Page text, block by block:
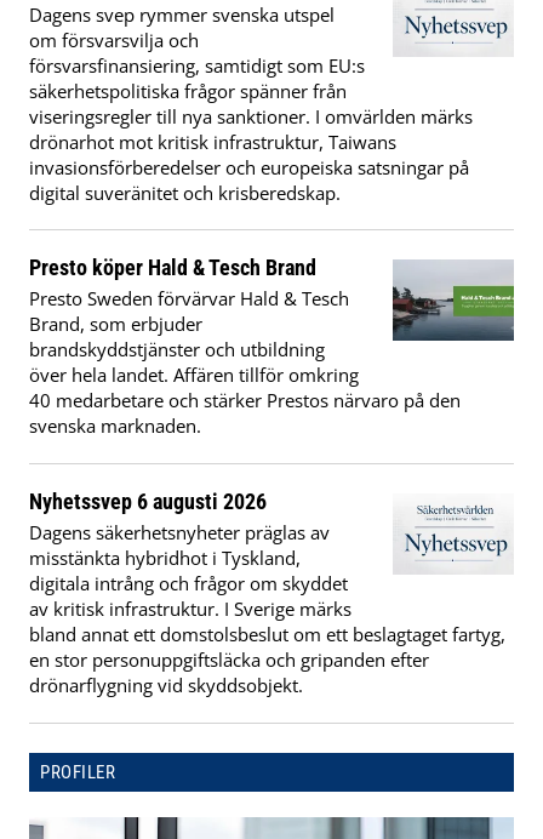
Dagens svep rymmer svenska utspel
om försvarsvilja och
försvarsfinansiering, samtidigt som EU:s
säkerhetspolitiska frågor spänner från
viseringsregler till nya sanktioner. I omvärlden märks
drönarhot mot kritisk infrastruktur, Taiwans
invasionsförberedelser och europeiska satsningar på
digital suveränitet och krisberedskap.
Presto köper Hald & Tesch Brand
Presto Sweden förvärvar Hald & Tesch
Brand, som erbjuder
brandskyddstjänster och utbildning
över hela landet. Affären tillför omkring
40 medarbetare och stärker Prestos närvaro på den
svenska marknaden.
Nyhetssvep 6 augusti 2026
Dagens säkerhetsnyheter präglas av
misstänkta hybridhot i Tyskland,
digitala intrång och frågor om skyddet
av kritisk infrastruktur. I Sverige märks
bland annat ett domstolsbeslut om ett beslagtaget fartyg,
en stor personuppgiftsläcka och gripanden efter
drönarflygning vid skyddsobjekt.
PROFILER